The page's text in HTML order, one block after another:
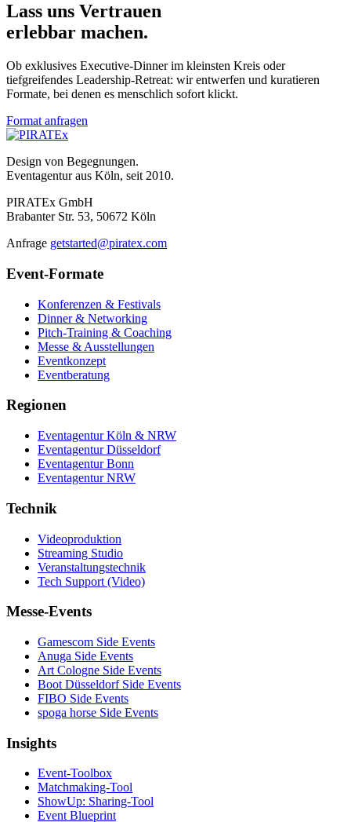
Lass uns Vertrauen
erlebbar machen.
Ob exklusives Executive-Dinner im kleinsten Kreis oder
tiefgreifendes Leadership-Retreat: wir entwerfen und kuratieren
Formate, bei denen es menschlich sofort klickt.
Format anfragen
Design von Begegnungen.
Eventagentur aus Köln, seit 2010.
PIRATEx GmbH
Brabanter Str. 53, 50672 Köln
Anfrage getstarted@piratex.com
Event-Formate
Konferenzen & Festivals
Dinner & Networking
Pitch-Training & Coaching
Messe & Ausstellungen
Eventkonzept
Eventberatung
Regionen
Eventagentur Köln & NRW
Eventagentur Düsseldorf
Eventagentur Bonn
Eventagentur NRW
Technik
Videoproduktion
Streaming Studio
Veranstaltungstechnik
Tech Support (Video)
Messe-Events
Gamescom Side Events
Anuga Side Events
Art Cologne Side Events
Boot Düsseldorf Side Events
FIBO Side Events
spoga horse Side Events
Insights
Event-Toolbox
Matchmaking-Tool
ShowUp: Sharing-Tool
Event Blueprint